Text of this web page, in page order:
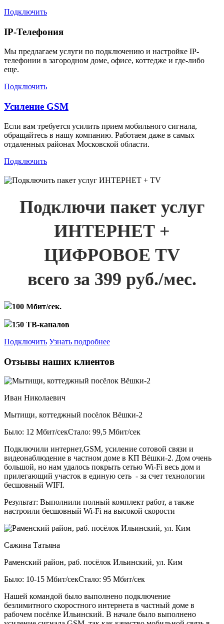
Подключить
IP-Телефония
Мы предлагаем услуги по подключению и настройке IP-
телефонии в загородном доме, офисе, коттедже и где-либо
еще.
Подключить
Усиление GSM
Если вам требуется усилить прием мобильного сигнала,
обращайтесь в нашу компанию. Работаем даже в самых
отдаленных районах Московской области.
Подключить
Подключи пакет услуг
ИНТЕРНЕТ +
ЦИФРОВОЕ TV
всего за 399 руб./мес.
100 Мбит/сек.
150 ТВ-каналов
Подключить Узнать подробнее
Отзывы наших клиентов
Иван Николаевич
Мытищи, коттеджный посёлок Вёшки-2
Было: 12 Мбит/секСтало: 99,5 Мбит/сек
Подключили интернет,GSM, усиление сотовой связи и
видеонаблюдение в частном доме в КП Вёшки-2. Дом очень
большой, но нам удалось покрыть сетью Wi-Fi весь дом и
прилегающий участок в единую сеть - за счет технологии
бесшовный WIFI.
Результат: Выполнили полный комплект работ, а также
настроили бесшовный Wi-Fi на высокой скорости
Сажина Татьяна
Раменский район, раб. посёлок Ильинский, ул. Ким
Было: 10-15 Мбит/секСтало: 95 Мбит/сек
Нашей командой было выполнено подключение
безлимитного скоростного интернета в частный доме в
рабочем посёлке Ильинский. В начале было выполнено